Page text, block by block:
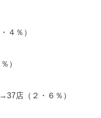
４％）
）
店（２・６％）